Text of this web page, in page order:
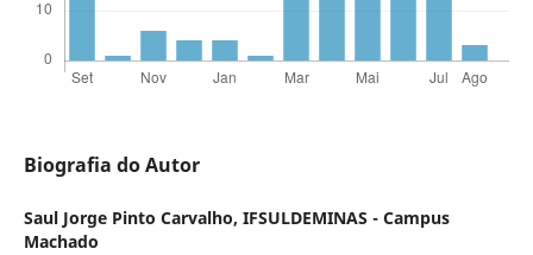
Biografia do Autor
Saul Jorge Pinto Carvalho, IFSULDEMINAS - Campus
Machado